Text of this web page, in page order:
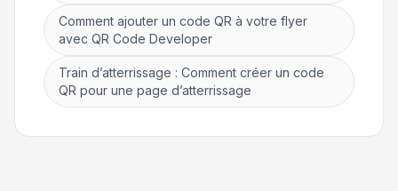
Comment ajouter un code QR à votre flyer
avec QR Code Developer
Train d’atterrissage : Comment créer un code
QR pour une page d’atterrissage